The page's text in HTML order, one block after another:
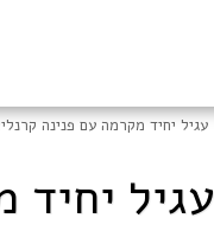
עגיל יחיד מקרמה עם פנינה
עגיל יחיד